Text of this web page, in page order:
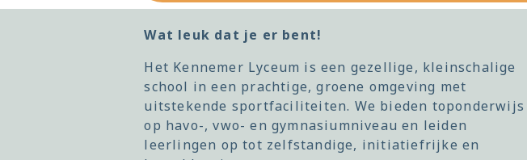
Wat leuk dat je er bent!
Het Kennemer Lyceum is een gezellige, kleinschalige
school in een prachtige, groene omgeving met
uitstekende sportfaciliteiten. We bieden toponderwijs
op havo-, vwo- en gymnasiumniveau en leiden
leerlingen op tot zelfstandige, initiatiefrijke en